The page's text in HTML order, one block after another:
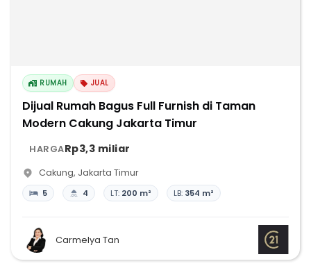
RUMAH JUAL
Dijual Rumah Bagus Full Furnish di Taman
Modern Cakung Jakarta Timur
HARGARp3,3 miliar
Cakung, Jakarta Timur
5 4 LT: 200 m² LB: 354 m²
Carmelya Tan